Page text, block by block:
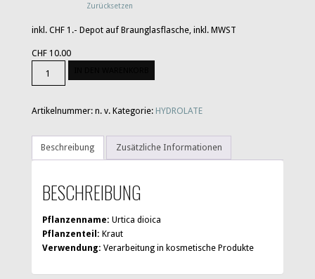
Zurücksetzen
inkl. CHF 1.- Depot auf Braunglasflasche, inkl. MWST
CHF10.00
Artikelnummer: n. v. Kategorie: HYDROLATE
Beschreibung Zusätzliche Informationen
BESCHREIBUNG
Pflanzenname: Urtica dioica
Pflanzenteil: Kraut
Verwendung: Verarbeitung in kosmetische Produkte